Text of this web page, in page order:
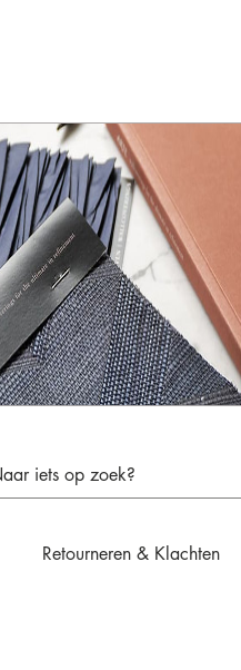
Retourneren & Klachten